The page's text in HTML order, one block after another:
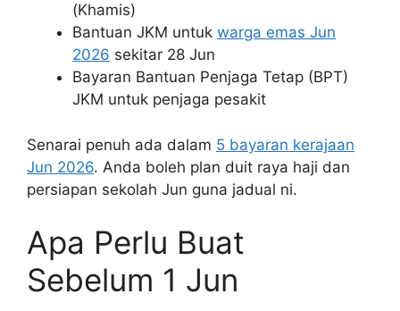
(Khamis)
Bantuan JKM untuk warga emas Jun
2026 sekitar 28 Jun
Bayaran Bantuan Penjaga Tetap (BPT)
JKM untuk penjaga pesakit
Senarai penuh ada dalam 5 bayaran kerajaan
Jun 2026. Anda boleh plan duit raya haji dan
persiapan sekolah Jun guna jadual ni.
Apa Perlu Buat
Sebelum 1 Jun